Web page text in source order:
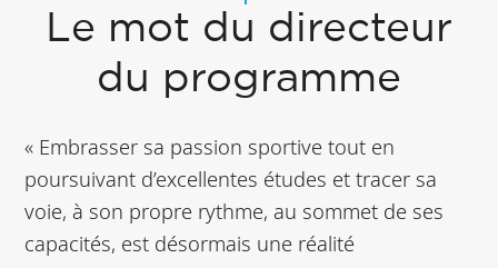
Le mot du directeur
du programme
« Embrasser sa passion sportive tout en
poursuivant d’excellentes études et tracer sa
voie, à son propre rythme, au sommet de ses
capacités, est désormais une réalité